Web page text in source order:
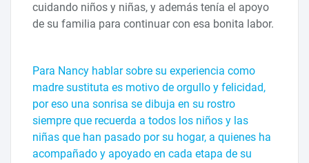
cuidando niños y niñas, y además tenía el apoyo
de su familia para continuar con esa bonita labor.
Para Nancy hablar sobre su experiencia como
madre sustituta es motivo de orgullo y felicidad,
por eso una sonrisa se dibuja en su rostro
siempre que recuerda a todos los niños y las
niñas que han pasado por su hogar, a quienes ha
acompañado y apoyado en cada etapa de su